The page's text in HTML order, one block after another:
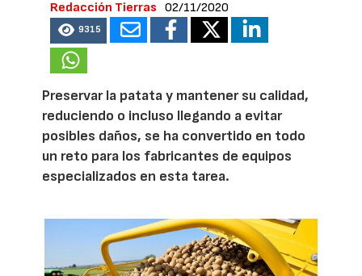
Redacción Tierras 02/11/2020
9315
Preservar la patata y mantener su calidad,
reduciendo o incluso llegando a evitar
posibles daños, se ha convertido en todo
un reto para los fabricantes de equipos
especializados en esta tarea.